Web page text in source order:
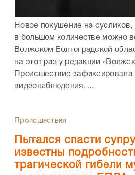
Новое покушение на сусликов,
в большом количестве можно
Волжском Волгоградской
на этот раз у редакции
Происшествие зафиксировала
видеонаблюдения. ...
Происшествия
Пытался спасти
известны
трагической гибели